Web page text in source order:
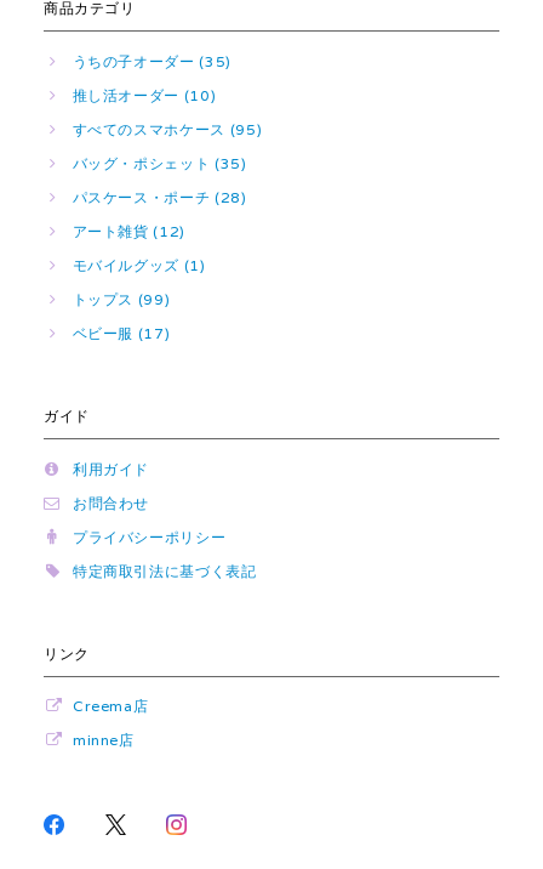
商品カテゴリ
うちの子オーダー (35)
推し活オーダー (10)
すべてのスマホケース (95)
バッグ・ポシェット (35)
パスケース・ポーチ (28)
アート雑貨 (12)
モバイルグッズ (1)
トップス (99)
ベビー服 (17)
ガイド
利用ガイド
お問合わせ
プライバシーポリシー
特定商取引法に基づく表記
リンク
Creema店
minne店